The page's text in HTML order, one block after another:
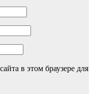
в этом браузере для